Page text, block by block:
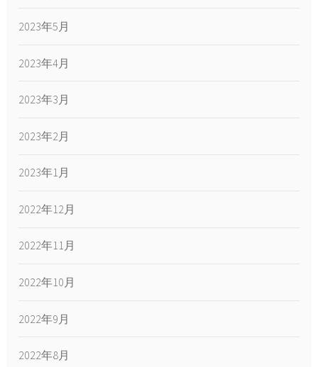
2023年5月
2023年4月
2023年3月
2023年2月
2023年1月
2022年12月
2022年11月
2022年10月
2022年9月
2022年8月